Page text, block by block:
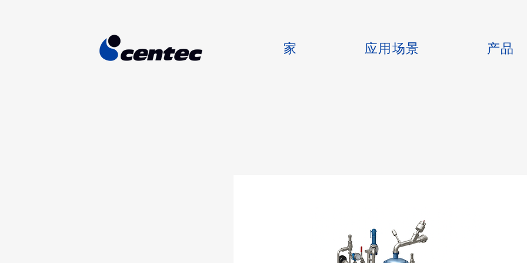
家 应用场景 产品